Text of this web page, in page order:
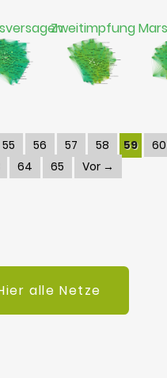
Zweitimpfung
55 56 57 58 59
60
64 65 Vor →
alle Netze